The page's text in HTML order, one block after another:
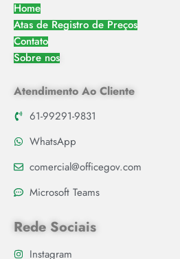
Home
Atas de Registro de Preços
Contato
Sobre nos
Atendimento Ao Cliente
61-99291-9831
WhatsApp
comercial@officegov.com
Microsoft Teams
Rede Sociais
Instagram